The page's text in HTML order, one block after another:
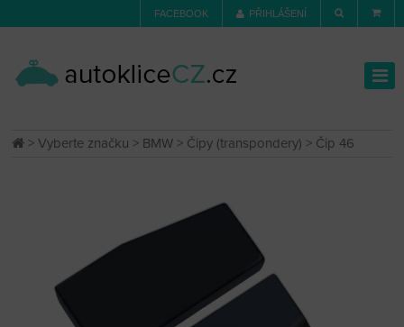
FACEBOOK PŘIHLÁŠENÍ
>Vyberte značku > BMW > Čipy (transpondery) > Čip 46